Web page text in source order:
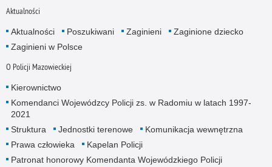
Aktualności
Aktualności Poszukiwani Zaginieni
Zaginione dziecko
Zaginieni w Polsce
O Policji Mazowieckiej
Kierownictwo
Komendanci Wojewódzcy Policji zs. w Radomiu w latach 1997-
2021
Struktura
Jednostki terenowe
Komunikacja wewnętrzna
Prawa człowieka
Kapelan Policji
Patronat honorowy Komendanta Wojewódzkiego Policji